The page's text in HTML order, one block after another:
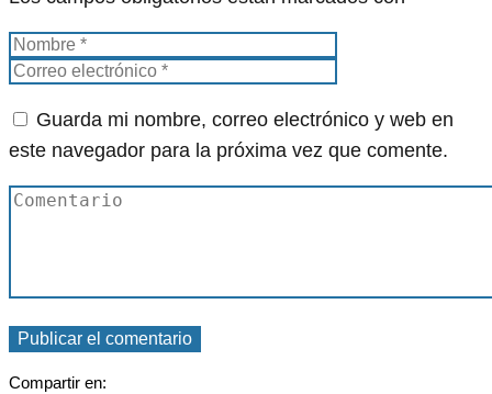
Guarda mi nombre, correo electrónico y web en
este navegador para la próxima vez que comente.
Compartir en: